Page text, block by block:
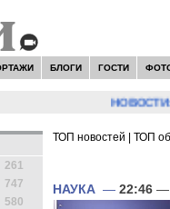
БЛОГИ ГОСТИ
НОВОСТИ:
261
747
580
ТОП новостей ТОП
НАУКА — 22:46 —